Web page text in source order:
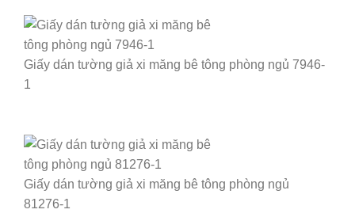
Giấy dán tường giả xi măng bê tông phòng ngủ 7946-
1
Giấy dán tường giả xi măng bê tông phòng ngủ
81276-1